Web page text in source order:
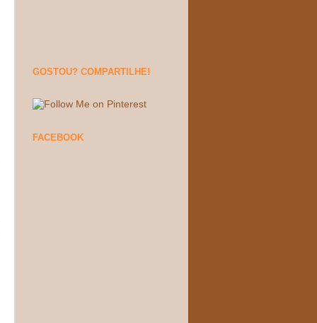
GOSTOU? COMPARTILHE!
FACEBOOK